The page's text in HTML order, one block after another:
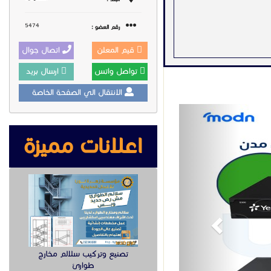
اليوم مع أفضل
Previous
رقم العضو : 5474
قيم المعلن اتصال جوال
تواصل واتس ارسال بريد
الانتقال الي الصفحة الخاصة
اعلانات مميزة
تصنيع وتركيب سلالم مخارج
طوارئ